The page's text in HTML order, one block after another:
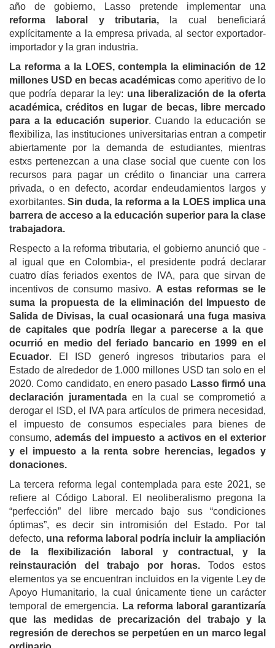
año de gobierno, Lasso pretende implementar una
reforma laboral y tributaria, la cual beneficiará
explícitamente a la empresa privada, al sector exportador-
importador y la gran industria.
La reforma a la LOES, contempla la eliminación de 12
millones USD en becas académicas como aperitivo de lo
que podría deparar la ley: una liberalización de la oferta
académica, créditos en lugar de becas, libre mercado
para a la educación superior. Cuando la educación se
flexibiliza, las instituciones universitarias entran a competir
abiertamente por la demanda de estudiantes, mientras
estxs pertenezcan a una clase social que cuente con los
recursos para pagar un crédito o financiar una carrera
privada, o en defecto, acordar endeudamientos largos y
exorbitantes.Sin duda, la reforma a la LOES implica una
barrera de acceso a la educación superior para la clase
trabajadora.
Respecto a la reforma tributaria, el gobierno anunció que -
al igual que en Colombia-, el presidente podrá declarar
cuatro días feriados exentos de IVA, para que sirvan de
incentivos de consumo masivo. A estas reformas se le
suma la propuesta de la eliminación del Impuesto de
Salida de Divisas, la cual ocasionará una fuga masiva
de capitales que podría llegar a parecerse a la que
ocurrió en medio del feriado bancario en 1999 en el
Ecuador. El ISD generó ingresos tributarios para el
Estado de alrededor de 1.000 millones USD tan solo en el
2020. Como candidato, en enero pasado Lasso firmó una
declaración juramentadaen la cual se comprometió a
derogar el ISD, el IVA para artículos de primera necesidad,
el impuesto de consumos especiales para bienes de
consumo,además del impuesto a activos en el exterior
y el impuesto a la renta sobre herencias, legados y
donaciones.
La tercera reforma legal contemplada para este 2021, se
refiere al Código Laboral. El neoliberalismo pregona la
“perfección” del libre mercado bajo sus “condiciones
óptimas”, es decir sin intromisión del Estado. Por tal
defecto, una reforma laboral podría incluir la ampliación
de la flexibilización laboral y contractual, y la
reinstauración del trabajo por horas.Todos estos
elementos ya se encuentran incluidos en la vigente Ley de
Apoyo Humanitario, la cual únicamente tiene un carácter
temporal de emergencia. La reforma laboral garantizaría
que las medidas de precarización del trabajo y la
regresión de derechos se perpetúen en un marco legal